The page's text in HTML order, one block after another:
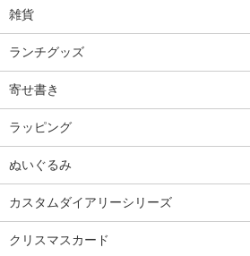
雑貨
ランチグッズ
寄せ書き
ラッピング
ぬいぐるみ
カスタムダイアリーシリーズ
クリスマスカード